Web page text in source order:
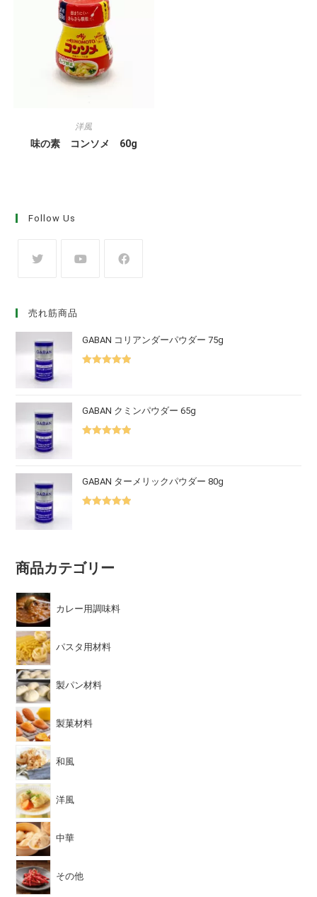
洋風
味の素 コンソメ 60g
Follow Us
売れ筋商品
GABAN コリアンダーパウダー 75g
GABAN クミンパウダー 65g
GABAN ターメリックパウダー 80g
商品カテゴリー
カレー用調味料
パスタ用材料
製パン材料
製菓材料
和風
洋風
中華
その他